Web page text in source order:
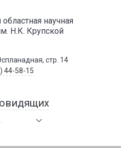
областная научная
Н.К. Крупской
стр. 14
44-58-15